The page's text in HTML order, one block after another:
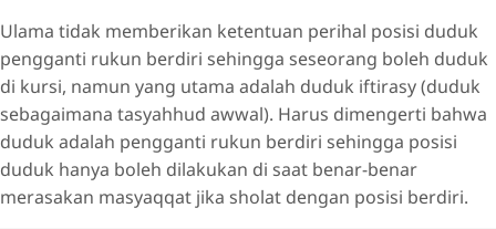
Ulama tidak memberikan ketentuan perihal posisi duduk
pengganti rukun berdiri sehingga seseorang boleh duduk
di kursi, namun yang utama adalah duduk iftirasy (duduk
sebagaimana tasyahhud awwal). Harus dimengerti bahwa
duduk adalah pengganti rukun berdiri sehingga posisi
duduk hanya boleh dilakukan di saat benar-benar
merasakan masyaqqat jika sholat dengan posisi berdiri.